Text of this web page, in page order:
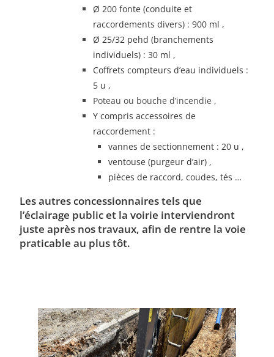
Ø 200 fonte (conduite et
raccordements divers) : 900 ml ,
Ø 25/32 pehd (branchements
individuels) : 30 ml ,
Coffrets compteurs d’eau individuels :
5 u ,
Poteau ou bouche d’incendie ,
Y compris accessoires de
raccordement :
vannes de sectionnement : 20 u ,
ventouse (purgeur d’air) ,
pièces de raccord, coudes, tés …
Les autres concessionnaires tels que
l’éclairage public et la voirie interviendront
juste après nos travaux, afin de rentre la voie
praticable au plus tôt.